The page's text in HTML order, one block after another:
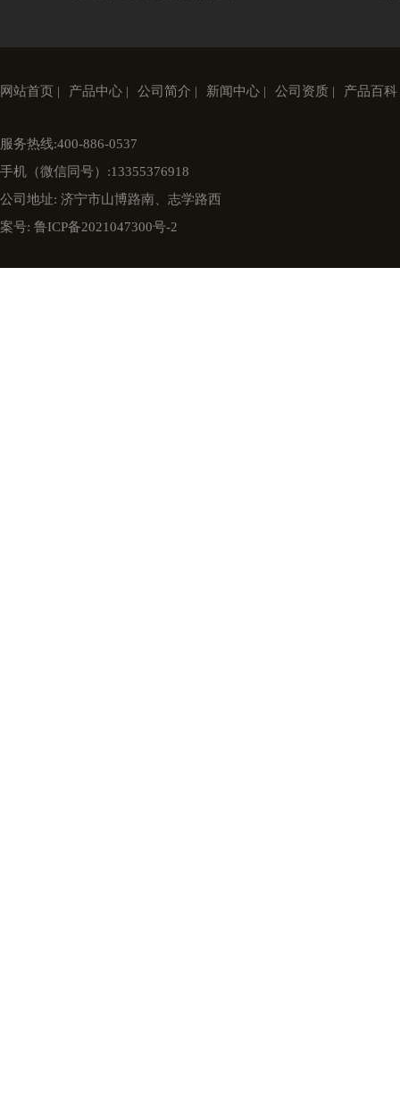
网站首页 | 产品中心 | 公司简介 | 新闻中心 | 公司资质 | 产品百科
服务热线:400-886-0537
手机（微信同号）:13355376918
公司地址: 济宁市山博路南、志学路西
案号: 鲁ICP备2021047300号-2